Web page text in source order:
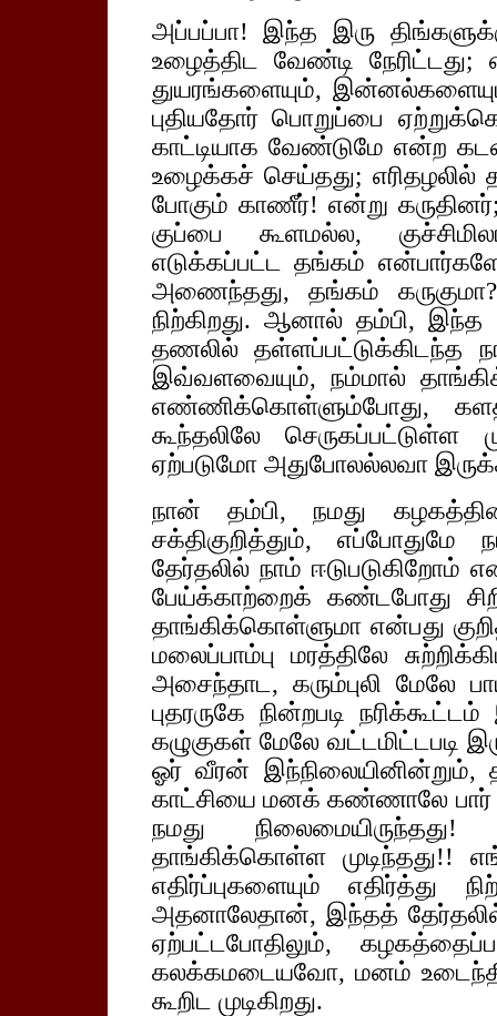
அப்பப்பா! இந்த இரு
உழைத்திட வேண்டி
துயரங்களையும்,
புதியதோர் பொறுப்பை
காட்டியாக வேண்டுமே என்ற
உழைக்கச் செய்தது; எரிதழலில்
போகும் காணீர்! என்று
குப்பை கூளமல்ல,
எடுக்கப்பட்ட தங்கம்
அணைந்தது, தங்கம்
நிற்கிறது. ஆனால் தம்பி,
தணலில் தள்ளப்பட்டுக்கிடந்த
இவ்வளவையும், நம்மால்
எண்ணிக்கொள்ளும்போது,
கூந்தலிலே
ஏற்படுமோ அதுபோலல்லவா
நான் தம்பி, நமது
சக்திகுறித்தும்,
தேர்தலில் நாம் ஈடுபடுகிறோம்
பேய்க்காற்றைக் கண்டபோது
தாங்கிக்கொள்ளுமா என்பது
மலைப்பாம்பு மரத்திலே
அசைந்தாட, கரும்புலி மேலே
புதரருகே நின்றபடி
கழுகுகள் மேலே வட்டமிட்டபடி
ஓர் வீரன் இந்நிலையினின்றும்,
காட்சியை மனக் கண்ணாலே பார்
நமது
தாங்கிக்கொள்ள முடிந்தது!!
எதிர்ப்புகளையும் எதிர்த்து
அதனாலேதான், இந்தத்
ஏற்பட்டபோதிலும்,
கலக்கமடையவோ, மனம்
கூறிட முடிகிறது.